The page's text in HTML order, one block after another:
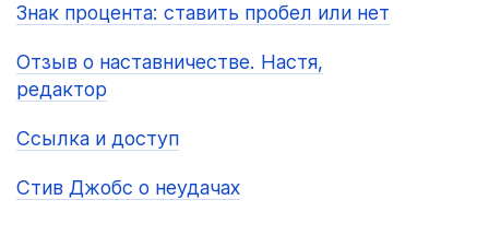
Знак процента: ставить пробел или нет
Отзыв о наставничестве. Настя,
редактор
Ссылка и доступ
Стив Джобс о неудачах